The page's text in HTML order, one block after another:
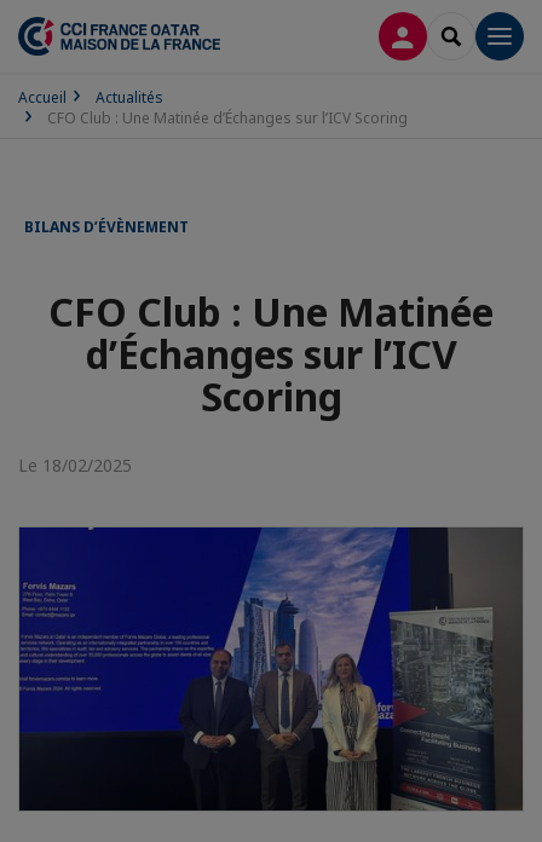
CONNEXION
Accueil
Actualités
CFO Club : Une Matinée d’Échanges sur l’ICV Scoring
BILANS D’ÉVÈNEMENT
CFO Club : Une Matinée
d’Échanges sur l’ICV
Scoring
Le 18/02/2025